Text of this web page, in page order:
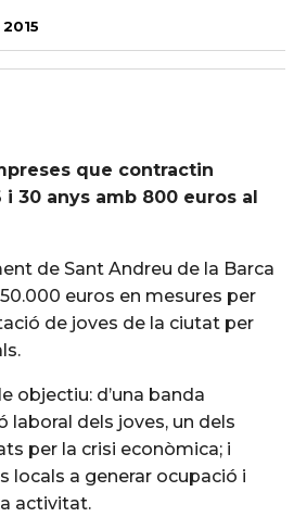
2015
que contractin
i 30 anys amb 800 euros al
de Sant Andreu de la Barca
euros en mesures per
de joves de la ciutat per
objectiu: d’una banda
laboral dels joves, un dels
per la crisi econòmica; i
locals a generar ocupació i
activitat.